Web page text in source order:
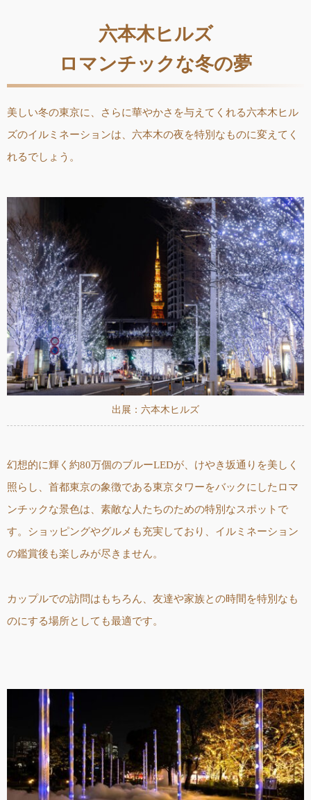
六本木ヒルズ
ロマンチックな冬の夢
美しい冬の東京に、さらに華やかさを与えてくれる六本木ヒル
ズのイルミネーションは、六本木の夜を特別なものに変えてく
れるでしょう。
出展：六本木ヒルズ
幻想的に輝く約80万個のブルーLEDが、けやき坂通りを美しく
照らし、首都東京の象徴である東京タワーをバックにしたロマ
ンチックな景色は、素敵な人たちのための特別なスポットで
す。ショッピングやグルメも充実しており、イルミネーション
の鑑賞後も楽しみが尽きません。
カップルでの訪問はもちろん、友達や家族との時間を特別なも
のにする場所としても最適です。